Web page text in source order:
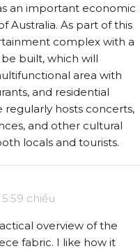
an important economic
Australia. As part of this
complex with a
built, which will
area with
and residential
regularly hosts concerts,
and other cultural
locals and tourists.
chiều
overview of the
fabric. I like how it